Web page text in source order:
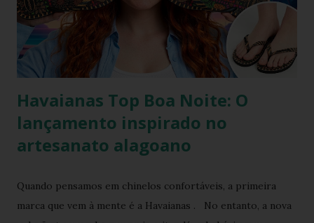
Havaianas Top Boa Noite: O
lançamento inspirado no
artesanato alagoano
Quando pensamos em chinelos confortáveis, a primeira
marca que vem à mente é a Havaianas . No entanto, a nova